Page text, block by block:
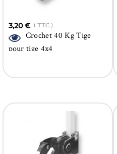
3,20 € ( TTC )
Crochet 40 Kg Tige
pour tige 4x4